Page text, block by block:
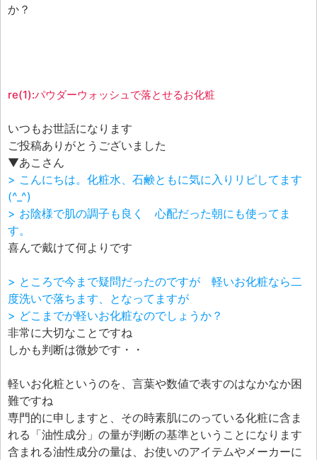
か？
re(1):パウダーウォッシュで落とせるお化粧
いつもお世話になります
ご投稿ありがとうございました
▼あこさん
> こんにちは。化粧水、石鹸ともに気に入りリピしてます
(^_^)
> お陰様で肌の調子も良く 心配だった朝にも使ってま
す。
喜んで戴けて何よりです
> ところで今まで疑問だったのですが 軽いお化粧なら二
度洗いで落ちます、となってますが
> どこまでが軽いお化粧なのでしょうか？
非常に大切なことですね
しかも判断は微妙です・・
軽いお化粧というのを、言葉や数値で表すのはなかなか困
難ですね
専門的に申しますと、その時素肌にのっている化粧に含ま
れる「油性成分」の量が判断の基準ということになります
含まれる油性成分の量は、お使いのアイテムやメーカーに